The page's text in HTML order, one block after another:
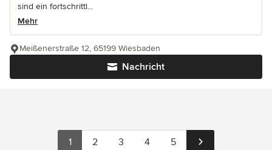
sind ein fortschrittl...
Mehr
Nachricht
Meißenerstraße 12, 65199 Wiesbaden
1 2 3 4 5